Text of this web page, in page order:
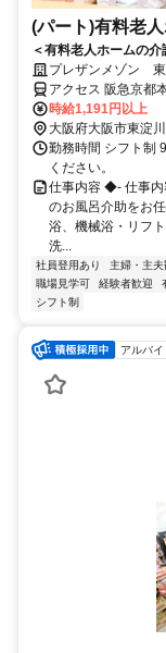
(パート)有料老
＜有料老人ホームの
業務ができる。初任
プレザンメゾン 東
アクセス 阪急京都
瑞光四丁目1番口徒
口徒歩約10分 阪急
時給1,191円以上
大阪府大阪市東淀
勤務時間 シフト制
ください。
仕事内容 ◆- 仕事
のお風呂介助をお
浴、機械浴・リフ
洗...
社員登用あり 主婦・主夫
職場見学可
経験者歓迎
シフト制
アルバイ